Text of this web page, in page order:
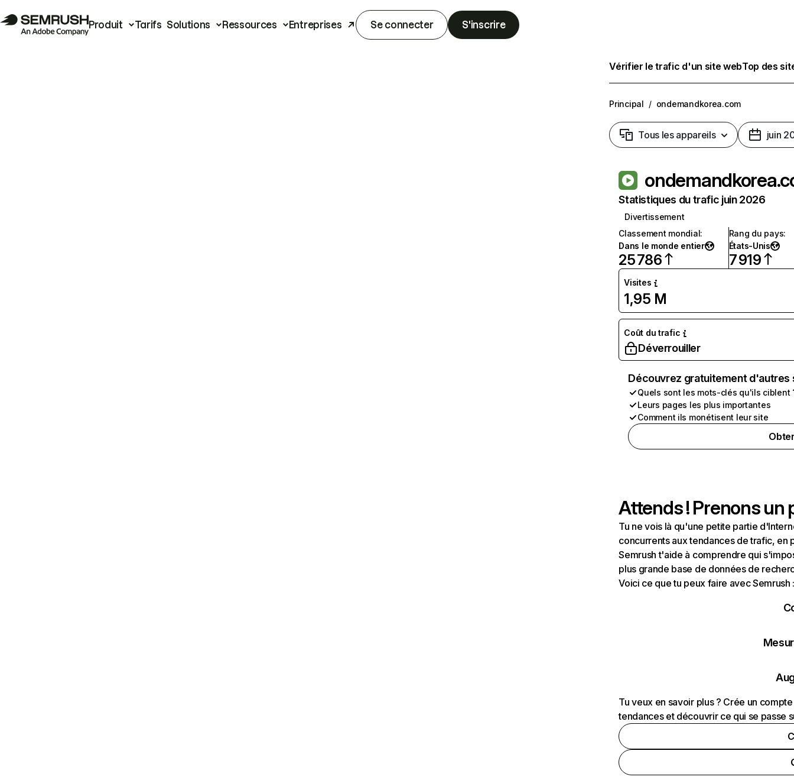
Produit Tarifs Solutions Ressources Entreprises Se connecter S'inscrire
Vérifier le trafic d'un site webTop des
Principal / ondemandkorea.com
Tous les appareils juin
Statistiques du trafic juin 2026
Divertissement
Classement mondial:
Dans le monde entier
25 786
Rang du pays:
États-Unis
7 919
Visites
1,95 M
Coût du trafic
Déverrouiller
Découvrez gratuitement
Quels sont les mots-clés qu'ils ciblent
Leurs pages les plus importantes
Comment ils monétisent leur site
Attends ! Prenons un
Tu ne vois là qu'une petite partie
concurrents aux tendances de trafic, en
Semrush t'aide à comprendre qui
plus grande base de données de
Voici ce que tu peux faire avec Semrush
Tu veux en savoir plus ? Crée un
tendances et découvrir ce qui se passe